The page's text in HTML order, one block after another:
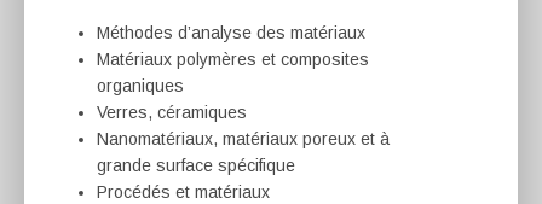
Méthodes d’analyse des matériaux
Matériaux polymères et composites
organiques
Verres, céramiques
Nanomatériaux, matériaux poreux et à
grande surface spécifique
Procédés et matériaux